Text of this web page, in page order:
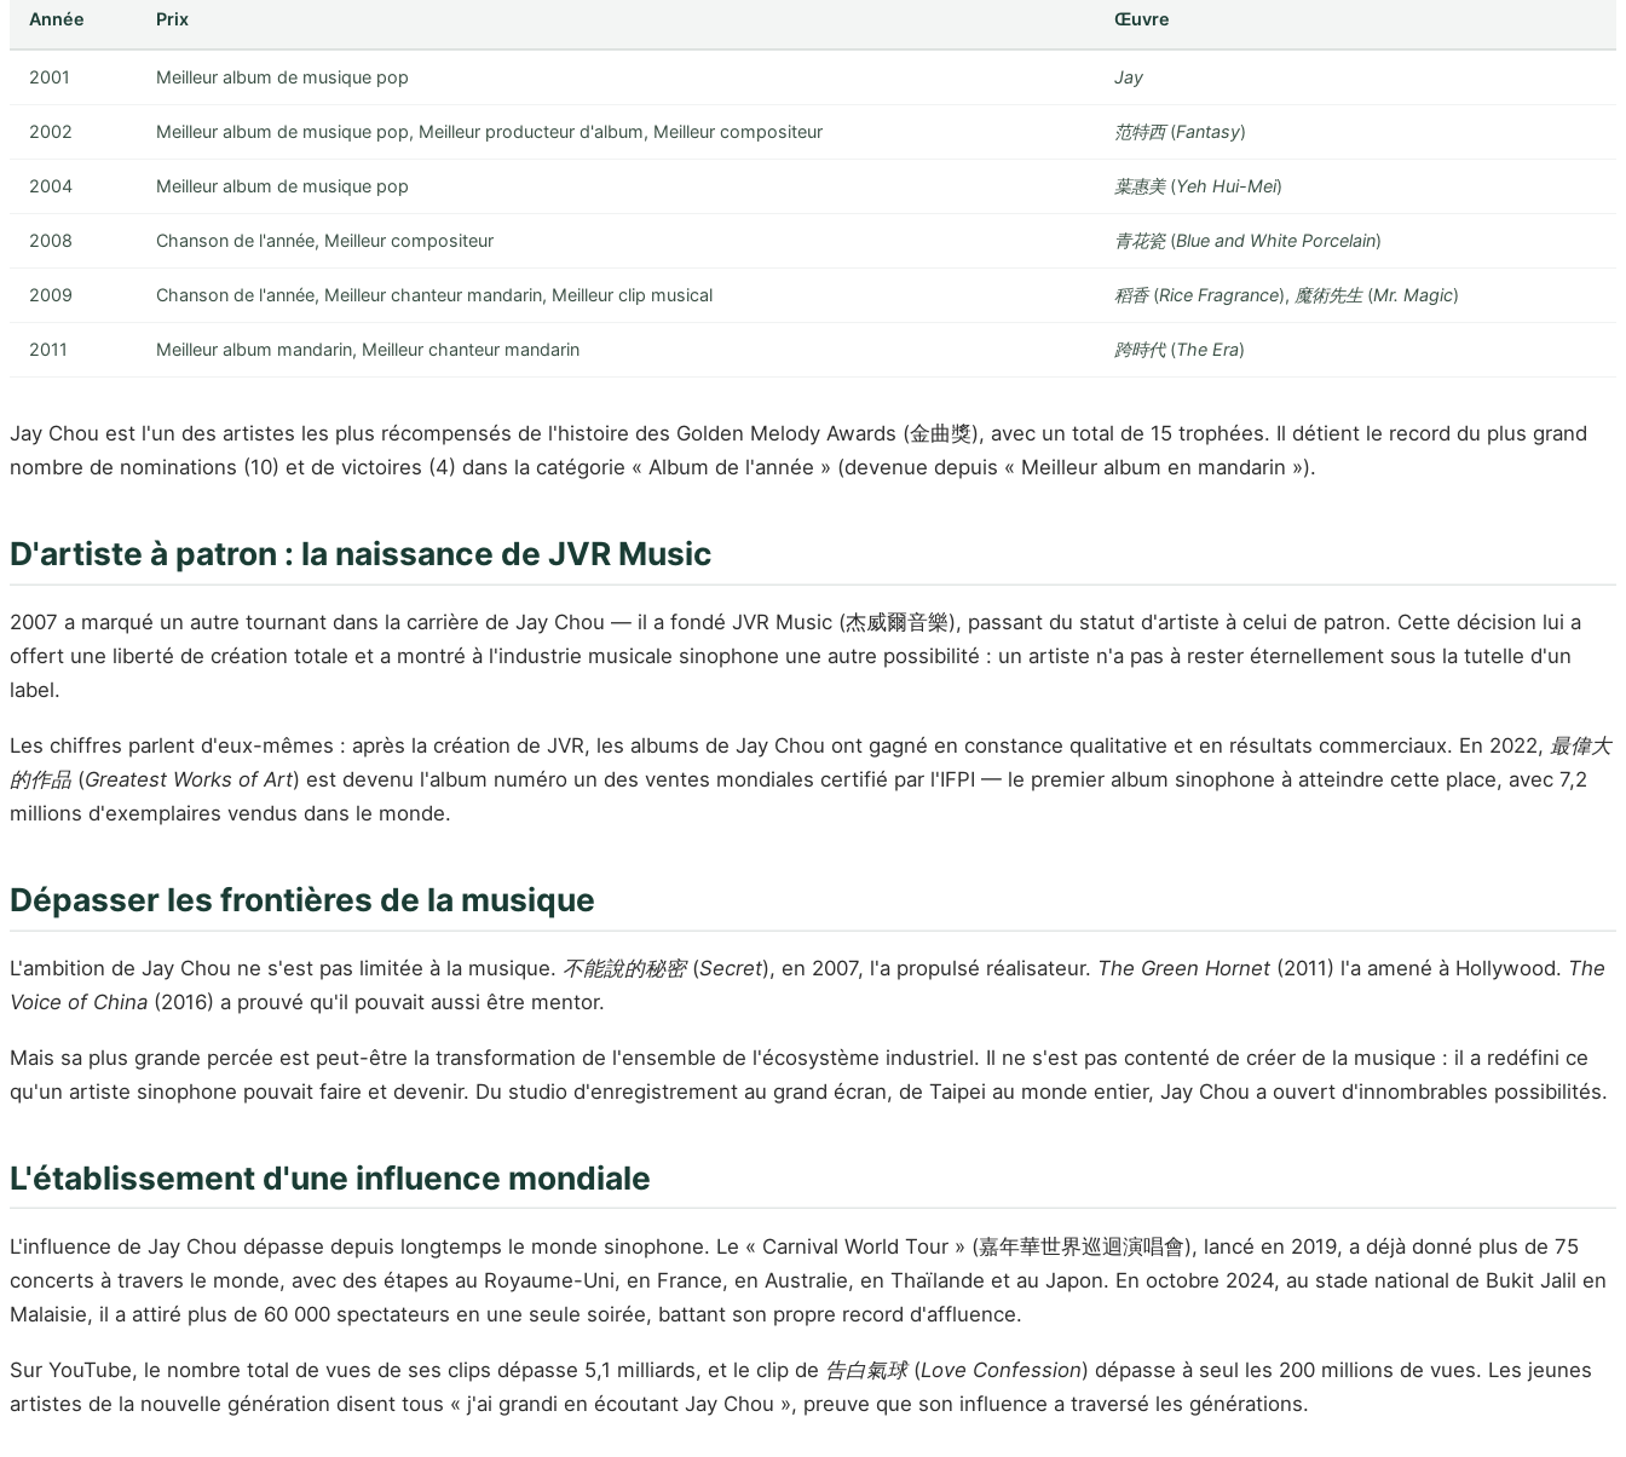
Année Prix Œuvre
2001 Meilleur album de musique pop Jay
2002 Meilleur album de musique pop, Meilleur producteur d'album, Meilleur compositeur 范特西(Fantasy)
2004 Meilleur album de musique pop 葉惠美(Yeh Hui-Mei)
2008 Chanson de l'année, Meilleur compositeur 青花瓷(Blue and White Porcelain)
2009 Chanson de l'année, Meilleur chanteur mandarin, Meilleur clip musical 稻香(Rice Fragrance), 魔術先生(Mr. Magic)
2011 Meilleur album mandarin, Meilleur chanteur mandarin 跨時代(The Era)
Jay Chou est l'un des artistes les plus récompensés de l'histoire des Golden Melody Awards (金曲獎), avec un total de 15 trophées. Il détient le record du plus grand
nombre de nominations (10) et de victoires (4) dans la catégorie « Album de l'année » (devenue depuis « Meilleur album en mandarin »).
D'artiste à patron : la naissance de JVR Music
2007 a marqué un autre tournant dans la carrière de Jay Chou — il a fondé JVR Music (杰威爾音樂), passant du statut d'artiste à celui de patron. Cette décision lui a
offert une liberté de création totale et a montré à l'industrie musicale sinophone une autre possibilité : un artiste n'a pas à rester éternellement sous la tutelle d'un
label.
Les chiffres parlent d'eux-mêmes : après la création de JVR, les albums de Jay Chou ont gagné en constance qualitative et en résultats commerciaux. En 2022, 最偉大
的作品 (Greatest Works of Art) est devenu l'album numéro un des ventes mondiales certifié par l'IFPI — le premier album sinophone à atteindre cette place, avec 7,2
millions d'exemplaires vendus dans le monde.
Dépasser les frontières de la musique
L'ambition de Jay Chou ne s'est pas limitée à la musique. 不能說的秘密(Secret), en 2007, l'a propulsé réalisateur. The Green Hornet (2011) l'a amené à Hollywood. The
Voice of China (2016) a prouvé qu'il pouvait aussi être mentor.
Mais sa plus grande percée est peut-être la transformation de l'ensemble de l'écosystème industriel. Il ne s'est pas contenté de créer de la musique : il a redéfini ce
qu'un artiste sinophone pouvait faire et devenir. Du studio d'enregistrement au grand écran, de Taipei au monde entier, Jay Chou a ouvert d'innombrables possibilités.
L'établissement d'une influence mondiale
L'influence de Jay Chou dépasse depuis longtemps le monde sinophone. Le « Carnival World Tour » (嘉年華世界巡迴演唱會), lancé en 2019, a déjà donné plus de 75
concerts à travers le monde, avec des étapes au Royaume-Uni, en France, en Australie, en Thaïlande et au Japon. En octobre 2024, au stade national de Bukit Jalil en
Malaisie, il a attiré plus de 60 000 spectateurs en une seule soirée, battant son propre record d'affluence.
Sur YouTube, le nombre total de vues de ses clips dépasse 5,1 milliards, et le clip de 告白氣球(Love Confession) dépasse à seul les 200 millions de vues. Les jeunes
artistes de la nouvelle génération disent tous « j'ai grandi en écoutant Jay Chou », preuve que son influence a traversé les générations.